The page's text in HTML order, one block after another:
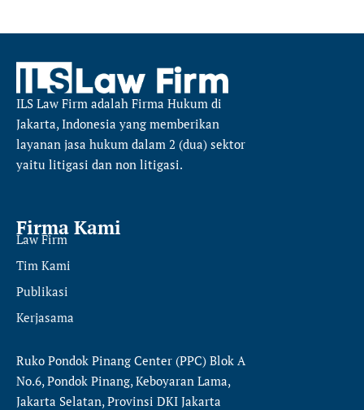
ILS Law Firm adalah Firma Hukum di
Jakarta, Indonesia yang memberikan
layanan jasa hukum dalam 2 (dua) sektor
yaitu litigasi dan non litigasi.
Firma Kami
Law Firm
Tim Kami
Publikasi
Kerjasama
Ruko Pondok Pinang Center (PPC) Blok A
No.6, Pondok Pinang, Keboyaran Lama,
Jakarta Selatan, Provinsi DKI Jakarta